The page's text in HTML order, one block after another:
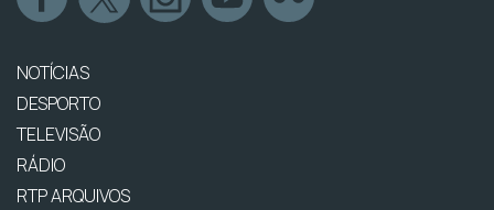
NOTÍCIAS
DESPORTO
TELEVISÃO
RÁDIO
RTP ARQUIVOS